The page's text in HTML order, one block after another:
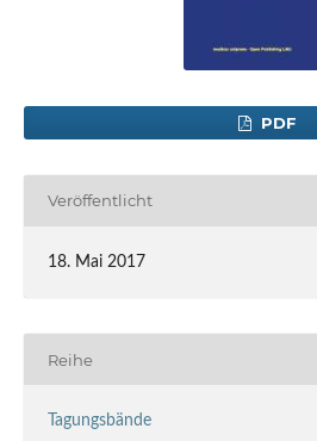
PDF
Veröffentlicht
18. Mai 2017
Reihe
Tagungsbände